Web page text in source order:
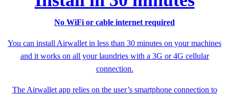
No WiFi or cable internet required
You can install Airwallet in less than 30 minutes on your machines
and it works on all your laundries with a 3G or 4G cellular
connection.
The Airwallet app relies on the user’s smartphone connection to